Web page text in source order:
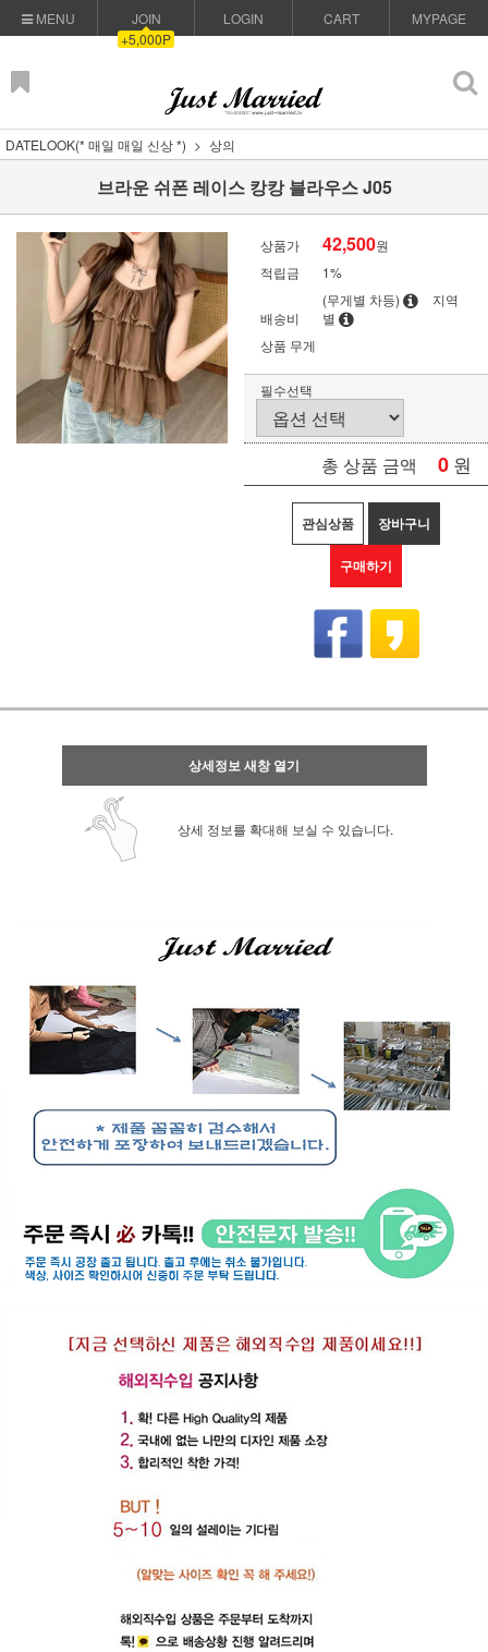
MENU
JOIN
+5,000P
LOGIN CART MYPAGE
DATELOOK(* 매일 매일 신상 *) 상의
브라운 쉬폰 레이스 캉캉 블라우스 J05
상품가 42,500원
적립금
1%
배송비
(무게별 차등)
지역
별
상품 무게
필수선택
총 상품 금액 0 원
관심상품 장바구니
구매하기
상세정보 새창 열기
상세 정보를 확대해 보실 수 있습니다.